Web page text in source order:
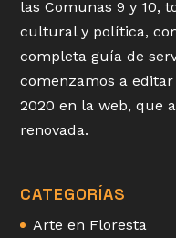
las Comunas 9 y 10,
cultural y política,
completa guía de
comenzamos a
2020 en la web, que
renovada.
CATEGORÍAS
Arte en Floresta